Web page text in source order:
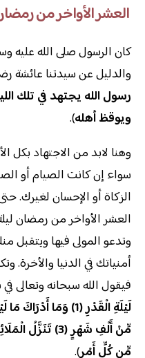
العشر الأواخر من
كان الرسول صلى الله عليه
والدليل عن سيدتنا عائشة
رسول الله يجتهد في تلك
ويوقظ أهله).
وهنا لابد من الاجتهاد بكل
سواء إن كانت الصيام أو
الزكاة أو الإحسان لغيرك.
العشر الأواخر من رمضان
وتدعو المولى فيها ويتقبل
أمنياتك في الدنيا والأخرة.
فيقول الله سبحانه وتعالى
مِّنْ أَلْفِ شَهْرٍ (3)
مِّن كُلِّ أَمْرٍ).